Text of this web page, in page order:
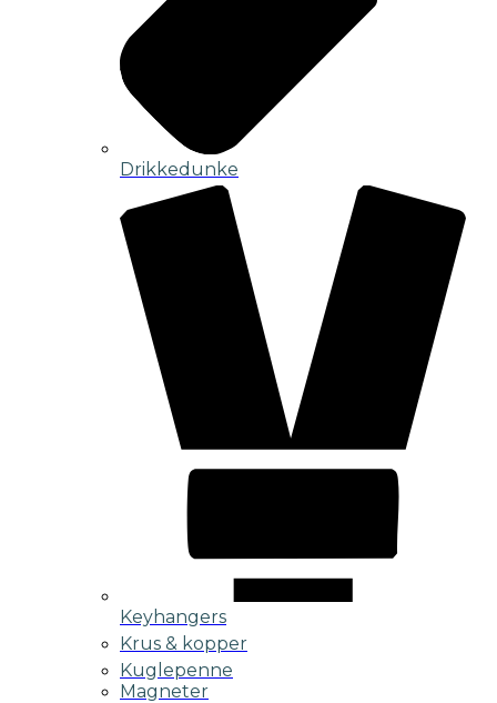
Drikkedunke
Keyhangers
Krus & kopper
Kuglepenne
Magneter